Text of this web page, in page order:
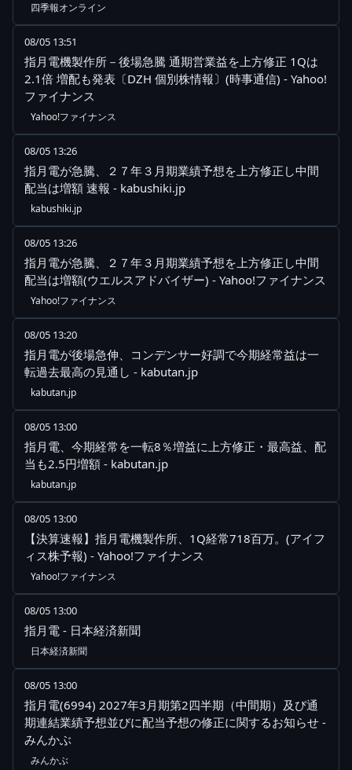
四季報オンライン
08/05 13:51
指月電機製作所－後場急騰 通期営業益を上方修正 1Qは
2.1倍 増配も発表〔DZH 個別株情報〕(時事通信) - Yahoo!
ファイナンス
Yahoo!ファイナンス
08/05 13:26
指月電が急騰、２７年３月期業績予想を上方修正し中間
配当は増額 速報 - kabushiki.jp
kabushiki.jp
08/05 13:26
指月電が急騰、２７年３月期業績予想を上方修正し中間
配当は増額(ウエルスアドバイザー) - Yahoo!ファイナンス
Yahoo!ファイナンス
08/05 13:20
指月電が後場急伸、コンデンサー好調で今期経常益は一
転過去最高の見通し - kabutan.jp
kabutan.jp
08/05 13:00
指月電、今期経常を一転8％増益に上方修正・最高益、配
当も2.5円増額 - kabutan.jp
kabutan.jp
08/05 13:00
【決算速報】指月電機製作所、1Q経常718百万。(アイフ
ィス株予報) - Yahoo!ファイナンス
Yahoo!ファイナンス
08/05 13:00
指月電 - 日本経済新聞
日本経済新聞
08/05 13:00
指月電(6994) 2027年3月期第2四半期（中間期）及び通
期連結業績予想並びに配当予想の修正に関するお知らせ -
みんかぶ
みんかぶ